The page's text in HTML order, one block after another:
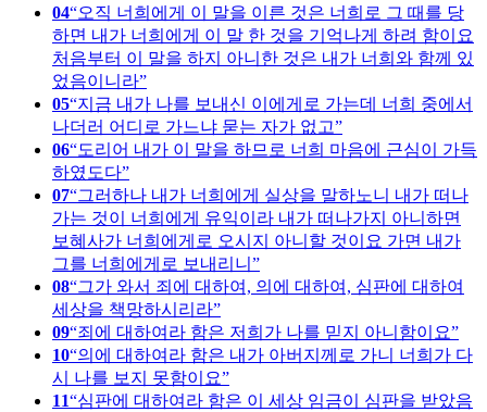
04 오직 너희에게 이 말을 이른 것은 너희로 그 때를 당
하면 내가 너희에게 이 말 한 것을 기억나게 하려 함이요
처음부터 이 말을 하지 아니한 것은 내가 너희와 함께 있
었음이니라
05 지금 내가 나를 보내신 이에게로 가는데 너희 중에서
나더러 어디로 가느냐 묻는 자가 없고
06 도리어 내가 이 말을 하므로 너희 마음에 근심이 가득
하였도다
07 그러하나 내가 너희에게 실상을 말하노니 내가 떠나
가는 것이 너희에게 유익이라 내가 떠나가지 아니하면
보혜사가 너희에게로 오시지 아니할 것이요 가면 내가
그를 너희에게로 보내리니
08 그가 와서 죄에 대하여, 의에 대하여, 심판에 대하여
세상을 책망하시리라
09 죄에 대하여라 함은 저희가 나를 믿지 아니함이요
10 의에 대하여라 함은 내가 아버지께로 가니 너희가 다
시 나를 보지 못함이요
11 심판에 대하여라 함은 이 세상 임금이 심판을 받았음